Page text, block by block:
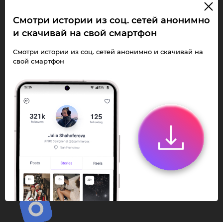
Смотри Stories и
скачивай Reels без
ограничений!
Переходи в ИнстаПай бот - смотри и
скачивай
Stories Reels
анонимно в чате
или Telegram-приложении.
Быстро, просто и удобно.
Перейти к боту
Смотри истории из соц. сетей анонимно
и скачивай на свой смартфон
Смотри истории из соц. сетей анонимно и скачивай на
свой смартфон